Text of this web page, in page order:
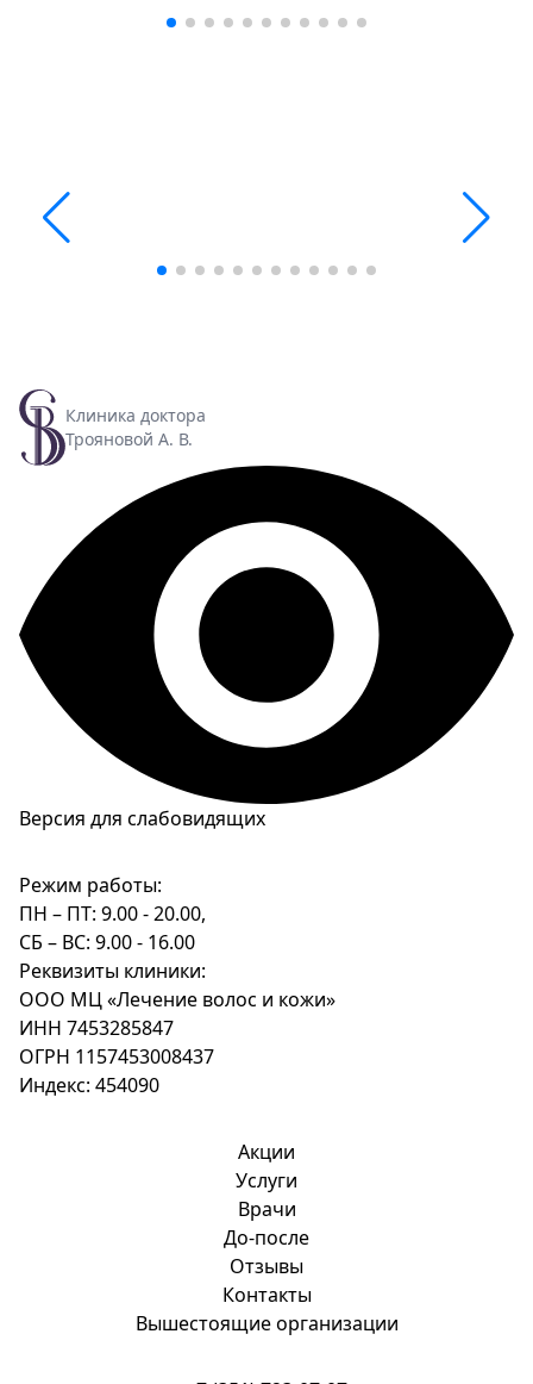
Клиника доктора
Трояновой А. В.
Версия для слабовидящих
Режим работы:
ПН – ПТ: 9.00 - 20.00,
СБ – ВС: 9.00 - 16.00
Реквизиты клиники:
ООО МЦ «Лечение волос и кожи»
ИНН 7453285847
ОГРН 1157453008437
Индекс: 454090
Акции
Услуги
Врачи
До-после
Отзывы
Контакты
Вышестоящие организации